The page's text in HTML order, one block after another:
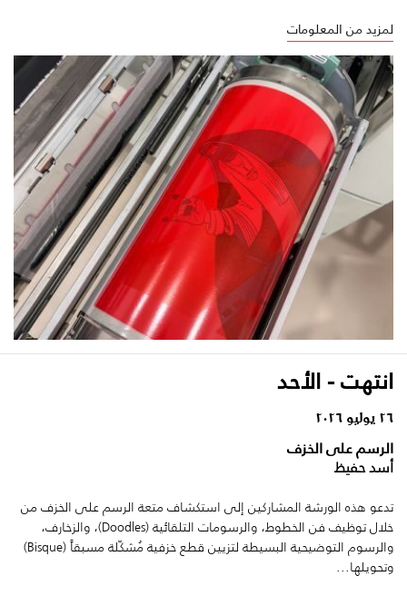
لمزيد من المعلومات
انتهت - الأحد
٢٦ يوليو ٢٠٢٦
الرسم على الخزف
أسد حفيظ
تدعو هذه الورشة المشاركين إلى استكشاف متعة الرسم على الخزف من
خلال توظيف فن الخطوط، والرسومات التلقائية (Doodles)، والزخارف،
والرسوم التوضيحية البسيطة لتزيين قطع خزفية مُشكّلة مسبقاً (Bisque)
وتحويلها...